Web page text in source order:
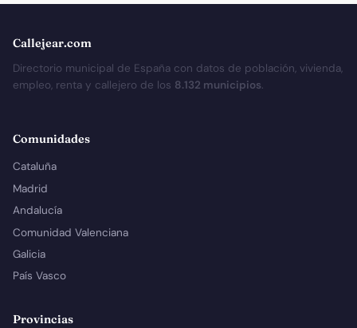
Callejear.com
Directorio municipal de España con datos de población, vivienda,
empleo, renta y callejero de los 8.132 municipios.
Comunidades
Cataluña
Madrid
Andalucía
Comunidad Valenciana
Galicia
País Vasco
Provincias